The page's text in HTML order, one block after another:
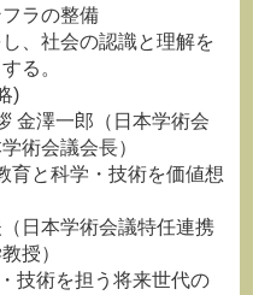
ラの整備
、社会の認識と理解を
る。
)
澤一郎（日本学術会
術会議会長）
科学・技術を価値想
本学術会議特任連携
授）
術を担う将来世代の